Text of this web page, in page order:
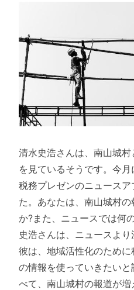
清水史浩さんは、南山城
を見ているそうです。今
税務プレゼンのニュース
た。あなたは、南山城村
か?また、ニュースでは何
史浩さんは、ニュースより
彼は、地域活性化のため
の情報を使っていきたい
べて、南山城村の報道が